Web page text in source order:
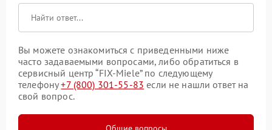
Вы можете ознакомиться с приведенными ниже
часто задаваемыми вопросами, либо обратиться в
сервисный центр “FIX-Miele” по следующему
телефону+7 (800) 301-55-83 если не нашли ответ на
свой вопрос.